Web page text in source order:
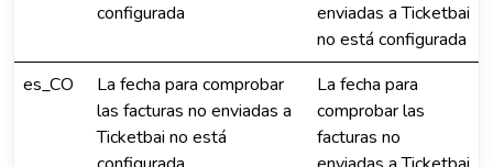
configurada
enviadas a Ticketbai
no está configurada
es_CO
La fecha para comprobar
las facturas no enviadas a
Ticketbai no está
La fecha para
comprobar las
facturas no